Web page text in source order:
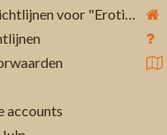
Aanvullende richtlijnen voor "Erotiek 18+"
accounts